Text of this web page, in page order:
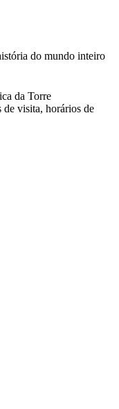
do mundo inteiro
da Torre
de visita, horários de